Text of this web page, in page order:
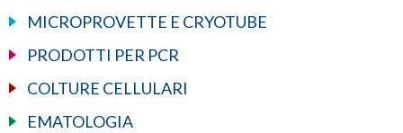
MICROPROVETTE E CRYOTUBE
PRODOTTI PER PCR
COLTURE CELLULARI
EMATOLOGIA